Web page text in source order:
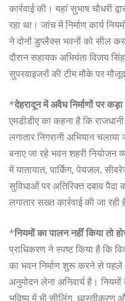
कार्रवाई की। यहां सुभाष चौधरी
रहा था। जांच में निर्माण कार्य
ने दोनों डुप्लैक्स भवनों को सील कर
दौरान सहायक अभियंता विजय
सुपरवाइजरों की टीम मौके पर
*देहरादून में अवैध निर्माणों पर
एमडीडीए का कहना है कि
लगातार निगरानी अभियान
बनाए जा रहे भवन शहरी नियोजन
में यातायात, पार्किंग, पेयजल,
सुविधाओं पर अतिरिक्त दबाव
लगातार सख्त कार्रवाई की जा रही
*नियमों का पालन नहीं किया तो
प्राधिकरण ने स्पष्ट किया है कि
का भवन निर्माण शुरू करने से
अनुमोदन लेना अनिवार्य है।
भविष्य में भी सीलिंग, ध्वस्तीकरण